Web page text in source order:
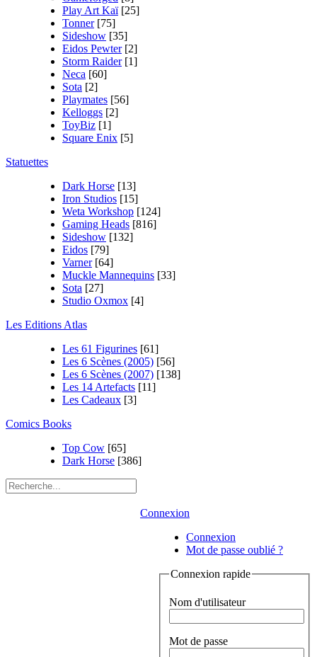
Play Art Kaï [25]
Tonner [75]
Sideshow [35]
Eidos Pewter [2]
Storm Raider [1]
Neca [60]
Sota [2]
Playmates [56]
Kelloggs [2]
ToyBiz [1]
Square Enix [5]
Statuettes
Dark Horse [13]
Iron Studios [15]
Weta Workshop [124]
Gaming Heads [816]
Sideshow [132]
Eidos [79]
Varner [64]
Muckle Mannequins [33]
Sota [27]
Studio Oxmox [4]
Les Editions Atlas
Les 61 Figurines [61]
Les 6 Scènes (2005) [56]
Les 6 Scènes (2007) [138]
Les 14 Artefacts [11]
Les Cadeaux [3]
Comics Books
Top Cow [65]
Dark Horse [386]
Connexion
Connexion
Mot de passe oublié ?
Connexion rapide
Nom d'utilisateur
Mot de passe